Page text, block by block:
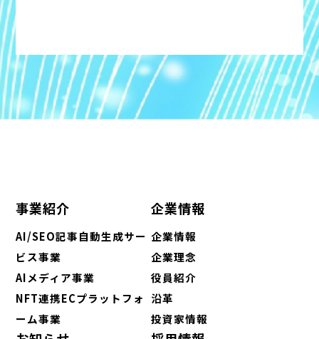
事業紹介
AI/SEO記事自動生成サー
ビス事業
AIメディア事業
NFT連携ECプラットフォ
ーム事業
企業情報
企業情報
企業理念
役員紹介
沿革
投資家情報